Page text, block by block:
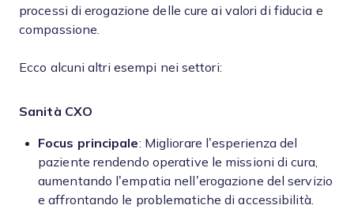
processi di erogazione delle cure ai valori di fiducia e
compassione.
Ecco alcuni altri esempi nei settori:
Sanità CXO
Focus principale: Migliorare l’esperienza del
paziente rendendo operative le missioni di cura,
aumentando l’empatia nell’erogazione del servizio
e affrontando le problematiche di accessibilità.